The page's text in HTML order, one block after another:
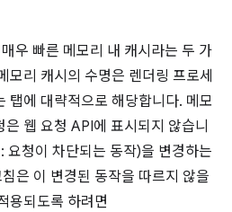
우 빠른 메모리 내 캐시라는 두 가
모리 캐시의 수명은 렌더링 프로세
탭에 대략적으로 해당합니다. 메모
웹 요청 API에 표시되지 않습니
요청이 차단되는 동작)을 변경하는
은 이 변경된 동작을 따르지 않을
용되도록 하려면